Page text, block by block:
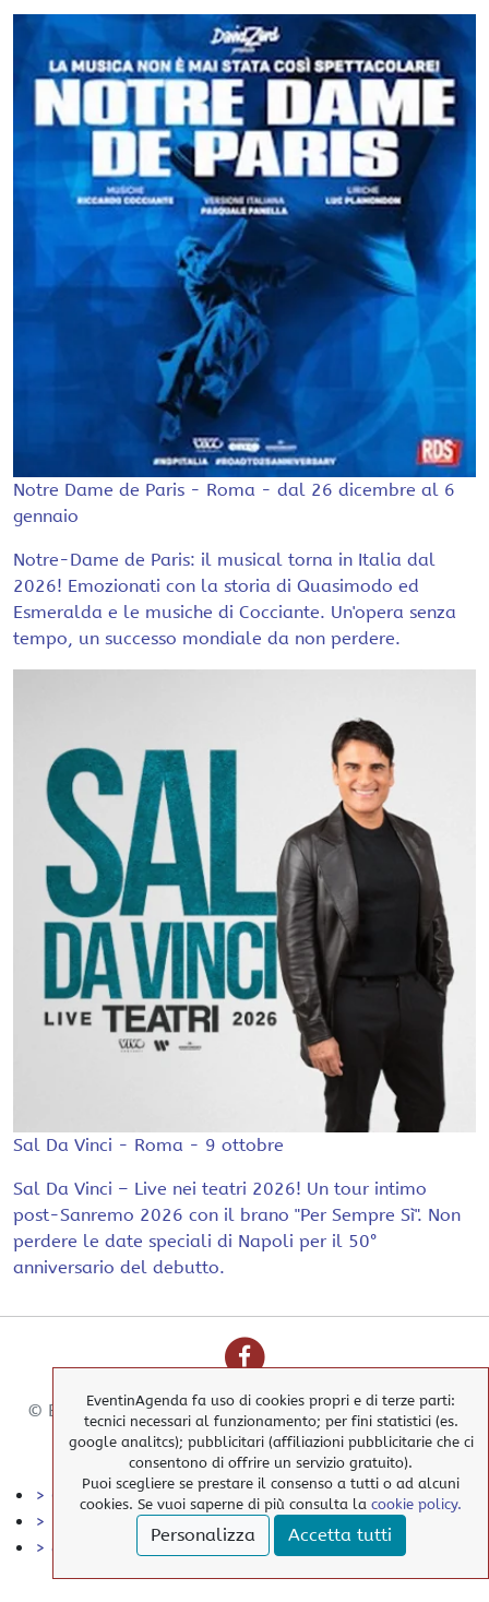
Notre Dame de Paris - Roma - dal 26 dicembre al 6
gennaio
Notre-Dame de Paris: il musical torna in Italia dal
2026! Emozionati con la storia di Quasimodo ed
Esmeralda e le musiche di Cocciante. Un'opera senza
tempo, un successo mondiale da non perdere.
Sal Da Vinci - Roma - 9 ottobre
Sal Da Vinci – Live nei teatri 2026! Un tour intimo
post-Sanremo 2026 con il brano "Per Sempre Sì". Non
perdere le date speciali di Napoli per il 50°
anniversario del debutto.
© EventinAgenda 2017-2026-All Rights Reserved.
EventinAgenda fa uso di cookies propri e di terze parti:
tecnici necessari al funzionamento; per fini statistici (es.
google analitcs); pubblicitari (affiliazioni pubblicitarie che ci
consentono di offrire un servizio gratuito).
Puoi scegliere se prestare il consenso a tutti o ad alcuni
cookies. Se vuoi saperne di più consulta la cookie policy.
Personalizza Accetta tutti
> Cookies Policy
> Privacy Policy
> elimina i nostri cookies